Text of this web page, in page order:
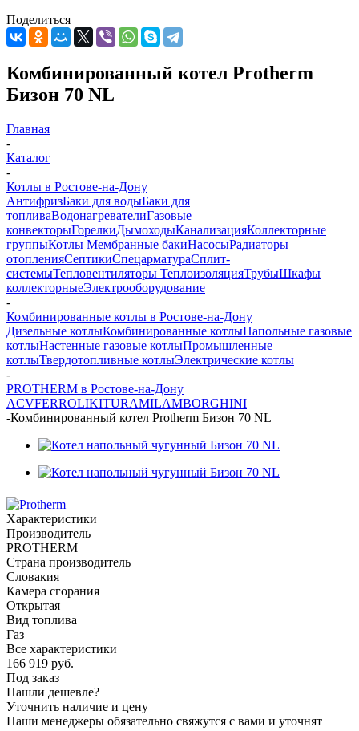
Поделиться
Комбинированный котел Protherm
Бизон 70 NL
Главная
-
Каталог
-
Котлы в Ростове-на-Дону
АнтифризБаки для водыБаки для
топливаВодонагревателиГазовые
конвекторыГорелкиДымоходыКанализацияКоллекторные
группыКотлы Мембранные бакиНасосыРадиаторы
отопленияСептикиСпецарматураСплит-
системыТепловентиляторы ТеплоизоляцияТрубыШкафы
коллекторныеЭлектрооборудование
-
Комбинированные котлы в Ростове-на-Дону
Дизельные котлыКомбинированные котлыНапольные газовые
котлыНастенные газовые котлыПромышленные
котлыТвердотопливные котлыЭлектрические котлы
-
PROTHERM в Ростове-на-Дону
ACVFERROLIKITURAMILAMBORGHINI
-Комбинированный котел Protherm Бизон 70 NL
Характеристики
Производитель
PROTHERM
Страна производитель
Словакия
Камера сгорания
Открытая
Вид топлива
Газ
Все характеристики
166 919 руб.
Под заказ
Нашли дешевле?
Уточнить наличие и цену
Наши менеджеры обязательно свяжутся с вами и уточнят